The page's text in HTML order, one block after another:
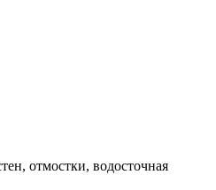
отмостки, водосточная